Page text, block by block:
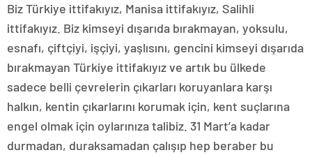
Biz Türkiye ittifakıyız, Manisa ittifakıyız, Salihli
ittifakıyız. Biz kimseyi dışarıda bırakmayan, yoksulu,
esnafı, çiftçiyi, işçiyi, yaşlısını, gencini kimseyi dışarıda
bırakmayan Türkiye ittifakıyız ve artık bu ülkede
sadece belli çevrelerin çıkarları koruyanlara karşı
halkın, kentin çıkarlarını korumak için, kent suçlarına
engel olmak için oylarınıza talibiz. 31 Mart’a kadar
durmadan, duraksamadan çalışıp hep beraber bu